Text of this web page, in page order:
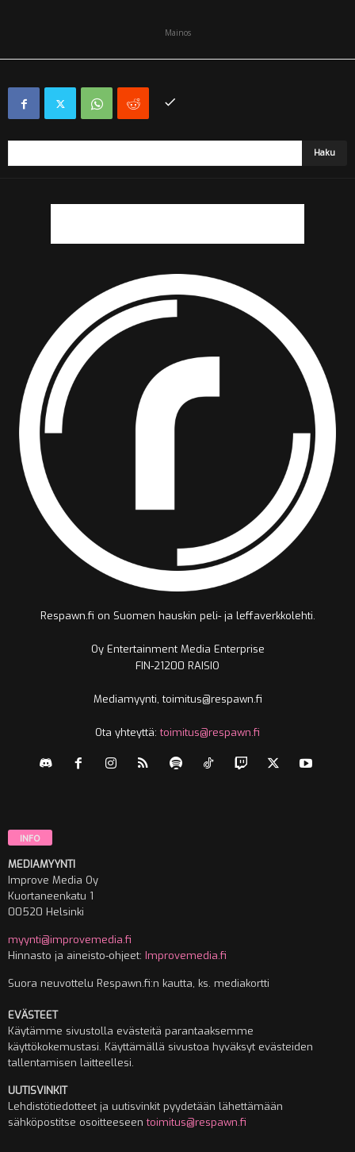
Mainos
Respawn.fi on Suomen hauskin peli- ja leffaverkkolehti.
Oy Entertainment Media Enterprise
FIN-21200 RAISIO
Mediamyynti, toimitus@respawn.fi
Ota yhteyttä:toimitus@respawn.fi
INFO
MEDIAMYYNTI
Improve Media Oy
Kuortaneenkatu 1
00520 Helsinki
myynti@improvemedia.fi
Hinnasto ja aineisto-ohjeet: Improvemedia.fi
Suora neuvottelu Respawn.fi:n kautta, ks. mediakortti
EVÄSTEET
Käytämme sivustolla evästeitä parantaaksemme
käyttökokemustasi. Käyttämällä sivustoa hyväksyt evästeiden
tallentamisen laitteellesi.
UUTISVINKIT
Lehdistötiedotteet ja uutisvinkit pyydetään lähettämään
sähköpostitse osoitteeseentoimitus@respawn.fi